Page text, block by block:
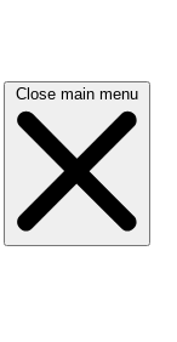
Close main menu